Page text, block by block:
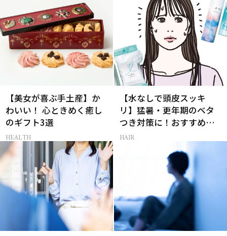
【美女が喜ぶ手土産】か
わいい！ 心ときめく癒し
のギフト3選
HEALTH
【水なしで頭皮スッキ
リ】猛暑・更年期のベタ
つき対策に！おすすめ最
新ドライシャンプー4選
HAIR